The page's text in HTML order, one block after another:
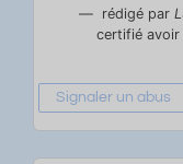
rédigé par
certifié avoir
Signaler un abus